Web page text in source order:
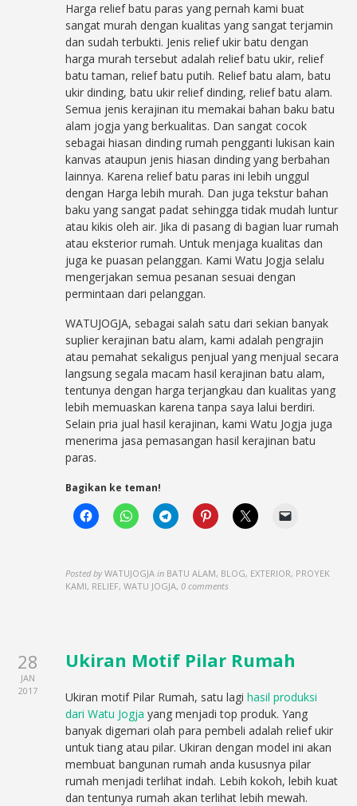
Harga relief batu paras yang pernah kami buat
sangat murah dengan kualitas yang sangat terjamin
dan sudah terbukti. Jenis relief ukir batu dengan
harga murah tersebut adalah relief batu ukir, relief
batu taman, relief batu putih. Relief batu alam, batu
ukir dinding, batu ukir relief dinding, relief batu alam.
Semua jenis kerajinan itu memakai bahan baku batu
alam jogja yang berkualitas. Dan sangat cocok
sebagai hiasan dinding rumah pengganti lukisan kain
kanvas ataupun jenis hiasan dinding yang berbahan
lainnya. Karena relief batu paras ini lebih unggul
dengan Harga lebih murah. Dan juga tekstur bahan
baku yang sangat padat sehingga tidak mudah luntur
atau kikis oleh air. Jika di pasang di bagian luar rumah
atau eksterior rumah. Untuk menjaga kualitas dan
juga ke puasan pelanggan. Kami Watu Jogja selalu
mengerjakan semua pesanan sesuai dengan
permintaan dari pelanggan.
WATUJOGJA, sebagai salah satu dari sekian banyak
suplier kerajinan batu alam, kami adalah pengrajin
atau pemahat sekaligus penjual yang menjual secara
langsung segala macam hasil kerajinan batu alam,
tentunya dengan harga terjangkau dan kualitas yang
lebih memuaskan karena tanpa saya lalui berdiri.
Selain pria jual hasil kerajinan, kami Watu Jogja juga
menerima jasa pemasangan hasil kerajinan batu
paras.
Bagikan ke teman!
Posted by WATUJOGJA in BATU ALAM, BLOG, EXTERIOR, PROYEK
KAMI, RELIEF, WATU JOGJA,0 comments
28
JAN
2017
Ukiran Motif Pilar Rumah
Ukiran motif Pilar Rumah, satu lagihasil produksi
dari Watu Jogja yang menjadi top produk. Yang
banyak digemari olah para pembeli adalah relief ukir
untuk tiang atau pilar. Ukiran dengan model ini akan
membuat bangunan rumah anda kususnya pilar
rumah menjadi terlihat indah. Lebih kokoh, lebih kuat
dan tentunya rumah akan terlihat lebih mewah.